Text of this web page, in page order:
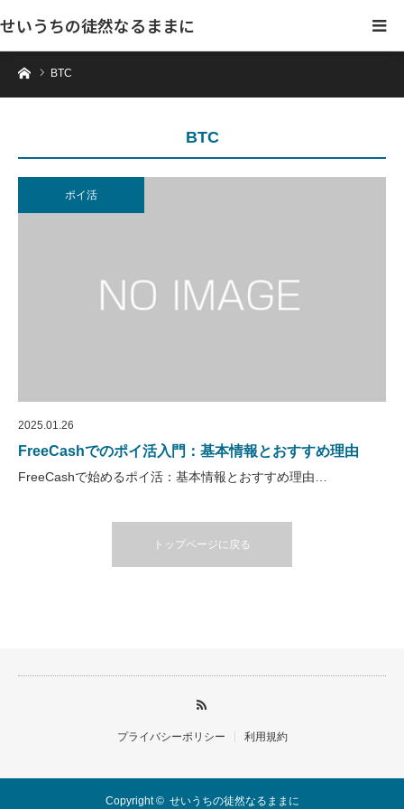
せいうちの徒然なるままに
ホームBTC
BTC
ポイ活
2025.01.26
FreeCashでのポイ活入門：基本情報とおすすめ理由
FreeCashで始めるポイ活：基本情報とおすすめ理由…
トップページに戻る
プライバシーポリシー 利用規約
Copyright © せいうちの徒然なるままに